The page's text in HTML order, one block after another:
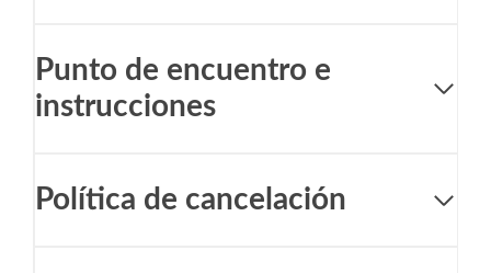
Punto de encuentro e
instrucciones
Política de cancelación